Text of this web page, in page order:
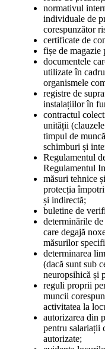
normativul
individuale de
corespunzător
certificate de
fișe de magazie
documentele
utilizate în
organismele
registre de
instalațiilor în
contractul
unității
timpul de
schimburi și
Regulamentul
Regulamentul
măsuri tehnice
protecția
și indirectă;
buletine de
determinările
care degajă
măsurilor
determinarea
(dacă sunt sub
neuropsihică și
reguli proprii
muncii
activitatea la
autorizarea din
pentru salariații
autorizate;